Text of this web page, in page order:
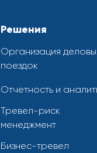
Решения
Организация
поездок
Отчетность и
Тревел-риск
менеджмент
Бизнес-тревел